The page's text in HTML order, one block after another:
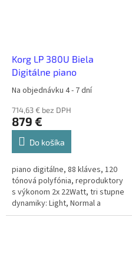
Korg LP 380U Biela
Digitálne piano
Na objednávku 4 - 7 dní
714,63 € bez DPH
879 €
Do košíka
piano digitálne, 88 kláves, 120
tónová polyfónia, reproduktory
s výkonom 2x 22Watt, tri stupne
dynamiky: Light, Normal a
Heavy, funkcia Transpose a Fine